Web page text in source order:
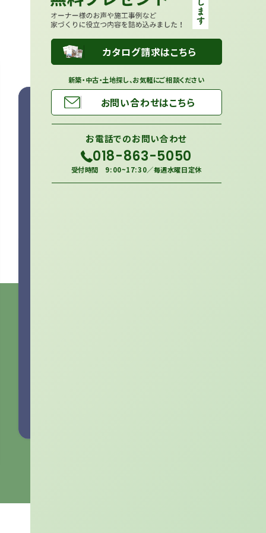
カタログ請求はこちら
新築・中古・土地探し、お気軽にご相談ください
お問い合わせはこちら
お電話でのお問い合わせ
018-863-5050
受付時間 9:00~17:30／毎週水曜日定休